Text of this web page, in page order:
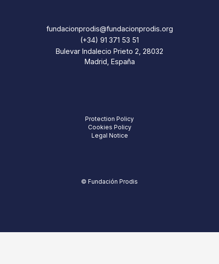
fundacionprodis@fundacionprodis.org
(+34) 91 371 53 51
Bulevar Indalecio Prieto 2, 28032
Madrid, España
Protection Policy
Cookies Policy
Legal Notice
© Fundación Prodis